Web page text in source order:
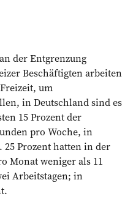
der Entgrenzung
Beschäftigten arbeiten
um
in Deutschland sind es
15 Prozent der
pro Woche, in
25 Prozent hatten in der
Monat weniger als 11
Arbeitstagen; in